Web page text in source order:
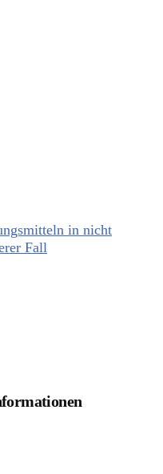
in nicht
Fall